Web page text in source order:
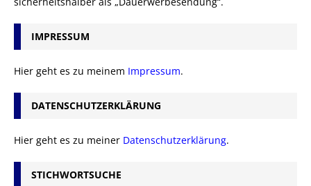
IMPRESSUM
Hier geht es zu meinem Impressum.
DATENSCHUTZERKLÄRUNG
Hier geht es zu meiner Datenschutzerklärung.
STICHWORTSUCHE